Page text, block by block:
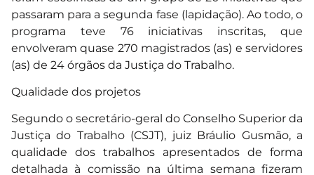
passaram para a segunda fase (lapidação). Ao todo, o
programa teve 76 iniciativas inscritas, que
envolveram quase 270 magistrados (as) e servidores
(as) de 24 órgãos da Justiça do Trabalho.
Qualidade dos projetos
Segundo o secretário-geral do Conselho Superior da
Justiça do Trabalho (CSJT), juiz Bráulio Gusmão, a
qualidade dos trabalhos apresentados de forma
detalhada à comissão na última semana fizeram